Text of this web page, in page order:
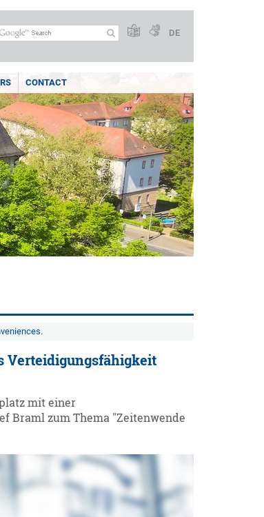
DE
CONTACT
Verteidigungsfähigkeit
mit einer
Braml zum Thema "Zeitenwende